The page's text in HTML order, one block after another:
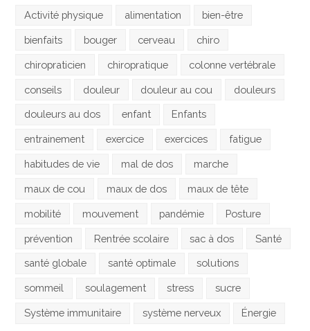
Activité physique alimentation bien-être
bienfaits bouger cerveau chiro
chiropraticien chiropratique colonne vertébrale
conseils douleur douleur au cou douleurs
douleurs au dos enfant Enfants
entrainement exercice exercices fatigue
habitudes de vie mal de dos marche
maux de cou maux de dos maux de tête
mobilité mouvement pandémie Posture
prévention Rentrée scolaire sac à dos Santé
santé globale santé optimale solutions
sommeil soulagement stress sucre
Système immunitaire système nerveux Énergie